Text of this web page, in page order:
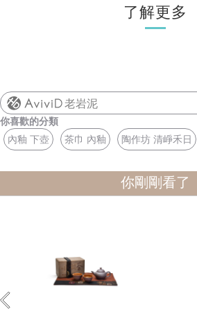
了解更多
老岩泥
你喜歡的分類
內釉 下壺
茶巾 內釉 陶作坊 清崢禾日
你剛剛看了